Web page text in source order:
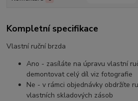
Kompletní specifikace
Vlastní ruční brzda
Ano - zasíláte na úpravu vlastní
demontovat celý díl viz fotografie
Ne - v rámci objednávky obdržíte
vlastních skladových zásob